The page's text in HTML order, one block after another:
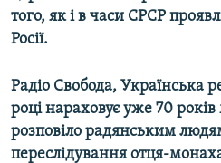
Усі сайти RFE/RL
того, як і в часи СРСР
Росії.
Радіо Свобода, Українська
році нараховує уже 70
розповіло радянським
переслідування отця-